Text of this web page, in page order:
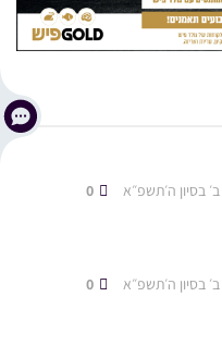
ב׳ בסיון ה׳תשפ״א
ב׳ בסיון ה׳תשפ״א